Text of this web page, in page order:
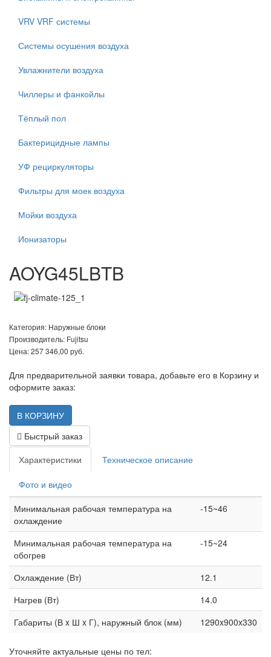
VRV VRF системы
Системы осушения воздуха
Увлажнители воздуха
Чиллеры и фанкойлы
Тёплый пол
Бактерицидные лампы
УФ рециркуляторы
Фильтры для моек воздуха
Мойки воздуха
Ионизаторы
AOYG45LBTB
Категория: Наружные блоки
Производитель: Fujitsu
Цена:257 346,00 руб.
Для предварительной заявки товара, добавьте его в Корзину и
оформите заказ:
Быстрый заказ
Характеристики
Техническое описание
Фото и видео
Минимальная рабочая температура на
охлаждение
-15~46
Минимальная рабочая температура на
обогрев
-15~24
Охлаждение (Вт)
12.1
Нагрев (Вт)
14.0
Габариты (В x Ш x Г), наружный блок (мм)
1290x900x330
Уточняйте актуальные цены по тел: